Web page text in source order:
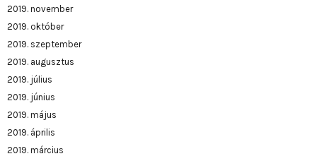
2019. november
2019. október
2019. szeptember
2019. augusztus
2019. július
2019. június
2019. május
2019. április
2019. március